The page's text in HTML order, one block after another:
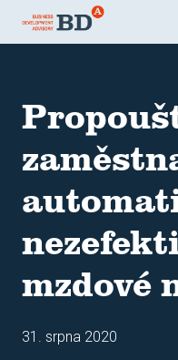
mzdové
31. srpna 2020